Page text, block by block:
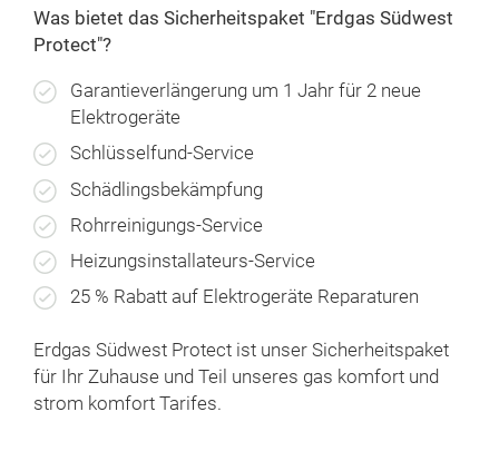
Was bietet das Sicherheitspaket "Erdgas Südwest
Protect"?
Garantieverlängerung um 1 Jahr für 2 neue
Elektrogeräte
Schlüsselfund-Service
Schädlingsbekämpfung
Rohrreinigungs-Service
Heizungsinstallateurs-Service
25 % Rabatt auf Elektrogeräte Reparaturen
Erdgas Südwest Protect ist unser Sicherheitspaket
für Ihr Zuhause und Teil unseres gas komfort und
strom komfort Tarifes.